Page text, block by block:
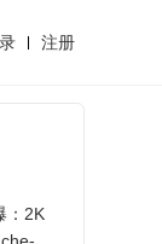
注册
：2K